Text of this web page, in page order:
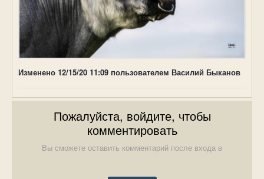
Изменено 12/15/20 11:09 пользователем Василий Быканов
Пожалуйста, войдите, чтобы
комментировать
Вы сможете оставить комментарий после входа в